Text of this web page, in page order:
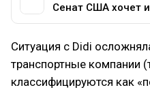
Ситуация с Didi
транспортные компании
классифицируются как